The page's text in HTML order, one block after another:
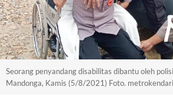
Seorang penyandang disabilitas dibantu oleh
Mandonga, Kamis (5/8/2021) Foto.